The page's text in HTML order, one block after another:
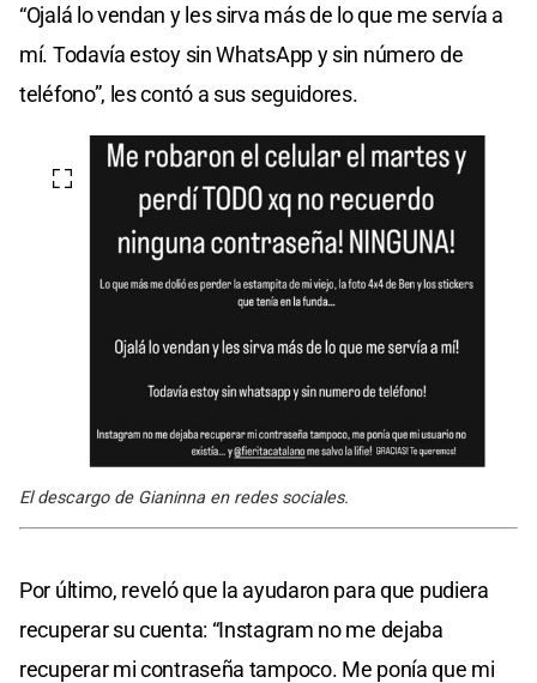
“Ojalá lo vendan y les sirva más de lo que me servía a
mí. Todavía estoy sin WhatsApp y sin número de
teléfono”, les contó a sus seguidores.
El descargo de Gianinna en redes sociales.
Por último, reveló que la ayudaron para que pudiera
recuperar su cuenta: “Instagram no me dejaba
recuperar mi contraseña tampoco. Me ponía que mi